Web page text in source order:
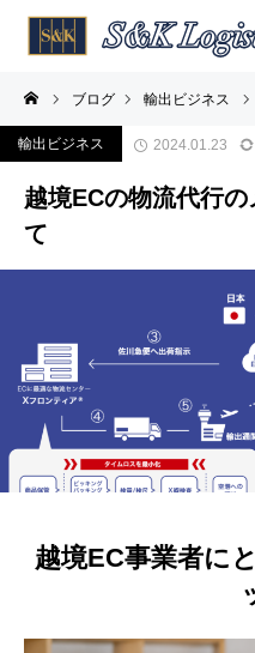
ブログ 輸出ビジネス
輸出ビジネス 2024.01.23
越境ECの物流代行
て
越境EC事業者に